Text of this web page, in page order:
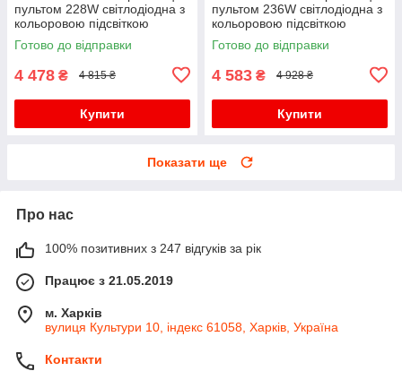
пультом 228W світлодіодна з
кольоровою підсвіткою
Готово до відправки
4 478 ₴ 4 815 ₴
Купити
пультом 236W світлодіодна з
кольоровою підсвіткою
Готово до відправки
4 583 ₴ 4 928 ₴
Купити
Показати ще
Про нас
100% позитивних з 247 відгуків за рік
Працює з 21.05.2019
м. Харків
вулиця Культури 10, індекс 61058, Харків, Україна
Контакти